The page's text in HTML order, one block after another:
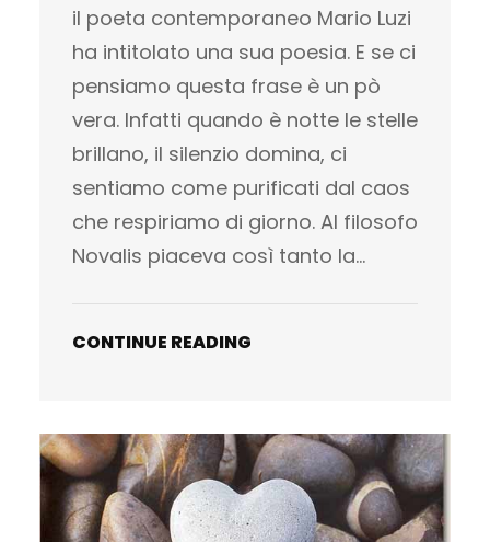
il poeta contemporaneo Mario Luzi
ha intitolato una sua poesia. E se ci
pensiamo questa frase è un pò
vera. Infatti quando è notte le stelle
brillano, il silenzio domina, ci
sentiamo come purificati dal caos
che respiriamo di giorno. Al filosofo
Novalis piaceva così tanto la…
CONTINUE READING